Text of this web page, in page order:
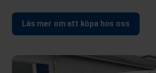
Läs mer om att köpa hos oss